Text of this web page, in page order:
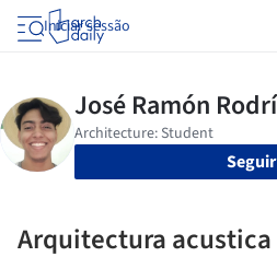
Iniciar sessão
Seguir
Arquitectura acustica